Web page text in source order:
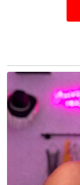
saya
mungkin.
ketika